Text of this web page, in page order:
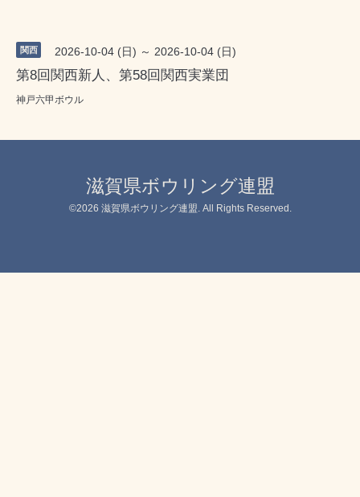
関西 2026-10-04 (日) ～ 2026-10-04 (日)
第8回関西新人、第58回関西実業団
神戸六甲ボウル
滋賀県ボウリング連盟
©2026 滋賀県ボウリング連盟 . All Rights Reserved.